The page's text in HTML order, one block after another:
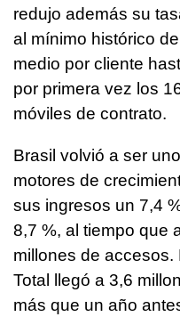
redujo además su
al mínimo histórico
medio por cliente
por primera vez los
móviles de contrato.
Brasil volvió a ser
motores de
sus ingresos un 7,4
8,7 %, al tiempo que
millones de
Total llegó a 3,6
más que un año